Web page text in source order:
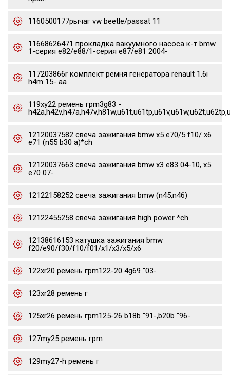
1160500177рычаг vw beetle/passat 11
11668626471 прокладка вакуумного насоса к-т bmw
1-серия e82/e88/1-серия e87/e81 2004-
117203866r комплект ремня генератора renault 1.6i
h4m 15- aa
119xy22 ремень грm3g83 -
12120037582 свеча зажигания bmw x5 e70/5 f10/ x6
e71 (n55 b30 a)*ch
12120037663 свеча зажигания bmw x3 e83 04-10, x5
e70 07-
12122158252 свеча зажигания bmw (n45,n46)
12122455258 свеча зажигания high power *ch
12138616153 катушка зажигания bmw
f20/e90/f30/f10/f01/x1/x3/x5/x6
122xr20 ремень грm122-20 4g69 "03-
123xr28 ремень г
125xr26 ремень грm125-26 b18b "91-,b20b "96-
127my25 ремень грm
129my27-h ремень г